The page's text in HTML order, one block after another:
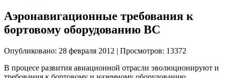
Аэронавигационные требования к
бортовому оборудованию ВС
Опубликовано: 28 февраля 2012 | Просмотров: 13372
В процесе развития авиационной отрасли эволюционируют и